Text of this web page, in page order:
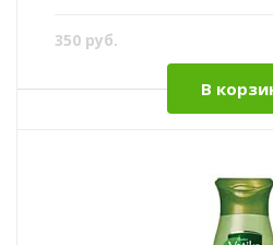
350 руб.
В